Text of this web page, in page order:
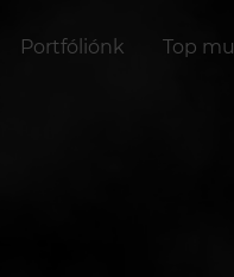
Portfóliónk Top